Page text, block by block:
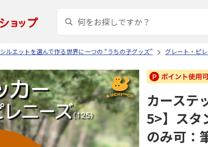
シルエットを選んで作る世界に一つの “うちの子グッズ” グレート・ピ
カーステ
5>】スタ
のみ可：